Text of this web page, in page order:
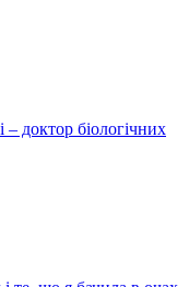
– доктор біологічних